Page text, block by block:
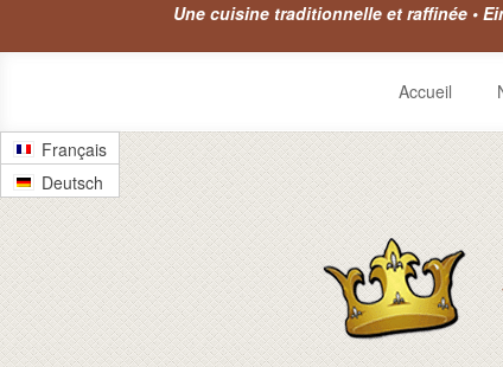
Une cuisine traditionnelle et raffinée •
Accueil
Français
Deutsch